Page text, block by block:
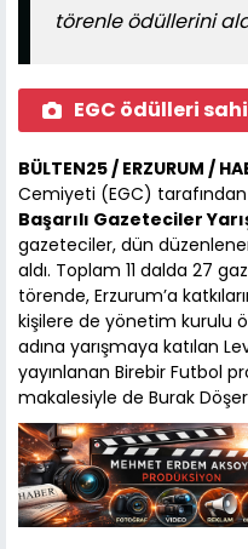
törenle ödüllerini
EGC ödülleri
BÜLTEN25 / ERZURUM /
Cemiyeti (EGC)
Başarılı Gazeteciler
gazeteciler, dün
aldı. Toplam 11 dalda 27
törende, Erzurum’a
kişilere de yönetim kurulu
adına yarışmaya katılan
yayınlanan Birebir Futbol
makalesiyle de Burak